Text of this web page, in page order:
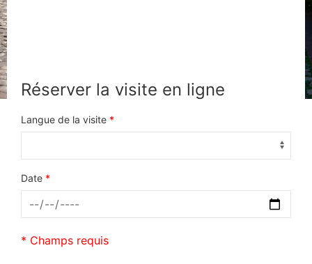
Réserver la visite en ligne
Langue de la visite *
Date *
* Champs requis